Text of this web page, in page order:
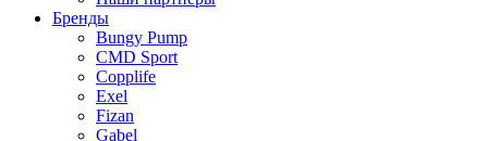
Бренды
Bungy Pump
CMD Sport
Copplife
Exel
Fizan
Gabel